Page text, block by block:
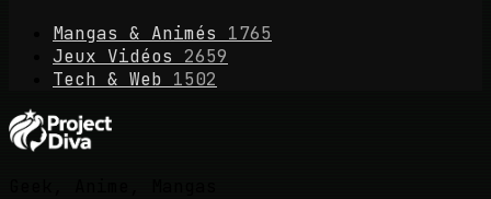
Mangas & Animés
1765
Jeux Vidéos
2659
Tech & Web 1502